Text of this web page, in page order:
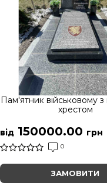
Пам'ятник військовому з
хрестом
від150000.00 грн
0
ЗАМОВИТИ